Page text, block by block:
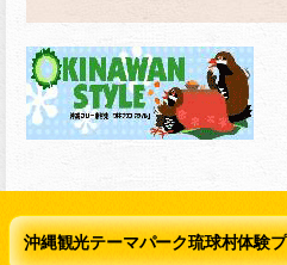
沖縄観光テーマパーク琉球村体験